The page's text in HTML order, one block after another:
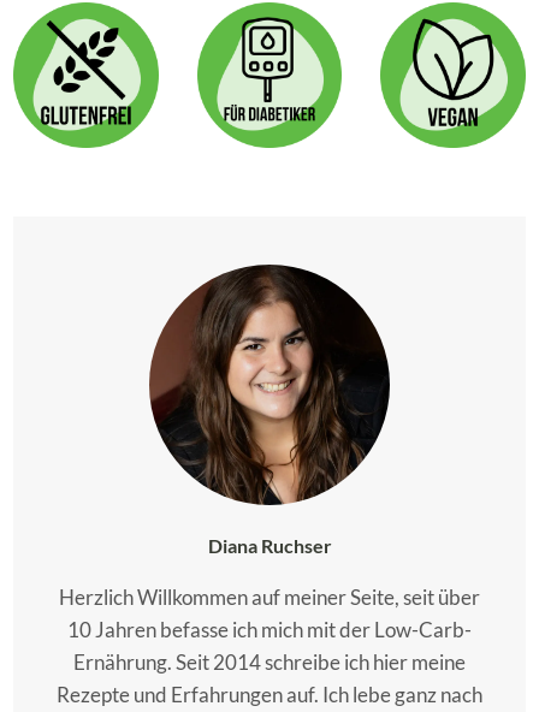
Diana Ruchser
Herzlich Willkommen auf meiner Seite, seit über
10 Jahren befasse ich mich mit der Low-Carb-
Ernährung. Seit 2014 schreibe ich hier meine
Rezepte und Erfahrungen auf. Ich lebe ganz nach